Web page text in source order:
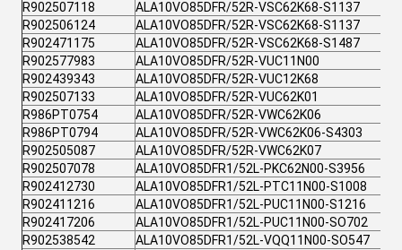
R902507118
ALA10VO85DFR/52R-VSC62K68-S1137
R902506124
ALA10VO85DFR/52R-VSC62K68-S1137
R902471175
ALA10VO85DFR/52R-VSC62K68-S1487
R902577983
ALA10VO85DFR/52R-VUC11N00
R902439343
ALA10VO85DFR/52R-VUC12K68
R902507133
ALA10VO85DFR/52R-VUC62K01
R986PT0754
ALA10VO85DFR/52R-VWC62K06
R986PT0794
ALA10VO85DFR/52R-VWC62K06-S4303
R902505087
ALA10VO85DFR/52R-VWC62K07
R902507078
ALA10VO85DFR1/52L-PKC62N00-S3956
R902412730
ALA10VO85DFR1/52L-PTC11N00-S1008
R902411216
ALA10VO85DFR1/52L-PUC11N00-S1216
R902417206
ALA10VO85DFR1/52L-PUC11N00-SO702
R902538542
ALA10VO85DFR1/52L-VQQ11N00-SO547